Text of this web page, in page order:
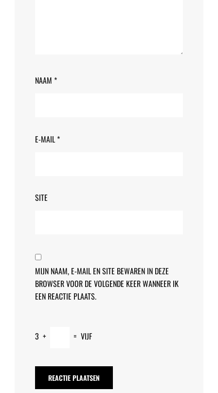
NAAM *
E-MAIL*
SITE
MIJN NAAM, E-MAIL EN SITE BEWAREN IN DEZE
BROWSER VOOR DE VOLGENDE KEER WANNEER IK
EEN REACTIE PLAATS.
3 + = VIJF